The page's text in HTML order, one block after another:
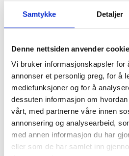
Samtykke Detaljer
Denne nettsiden anvender
Vi bruker informasjonskapsler for
annonser et personlig preg, for å
mediefunksjoner og for å
dessuten informasjon om
vårt, med partnerne våre innen
annonsering og analysearbeid,
med annen informasjon du har
eller som de har samlet inn
Innkjøp og oppfølging
bruk budsjettet med
Baser dine innkjøp av matvarer
din.
Følg opp innkjøp utenfor
at virksomheten bruker
leverandørene.
Få innsikt i hvordan
matvarekostnadene, og finn
og enkelt oppdatere